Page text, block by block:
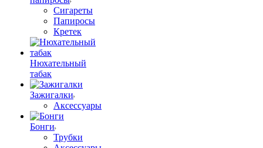
Сигареты
Папиросы
Кретек
Нюхательный
табак
Зажигалки
Аксессуары
Бонги
Трубки